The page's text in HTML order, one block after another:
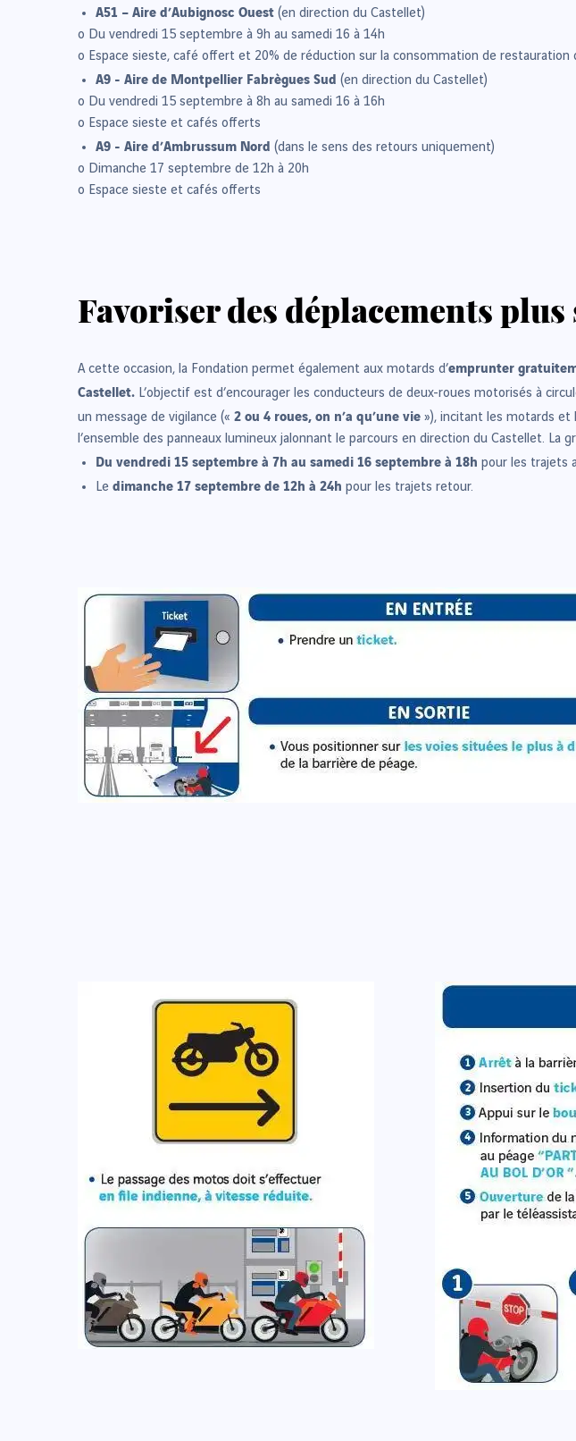
A51 – Aire d’Aubignosc Ouest (en direction du Castellet)
o Du vendredi 15 septembre à 9h au samedi 16 à 14h
o Espace sieste, café offert et 20% de réduction sur la consommation de
A9 - Aire de Montpellier Fabrègues Sud (en direction du Castellet)
o Du vendredi 15 septembre à 8h au samedi 16 à 16h
o Espace sieste et cafés offerts
A9 - Aire d’Ambrussum Nord (dans le sens des retours uniquement)
o Dimanche 17 septembre de 12h à 20h
o Espace sieste et cafés offerts
Favoriser des déplacements plus
A cette occasion, la Fondation permet également aux motards d’emprunter
Castellet. L’objectif est d’encourager les conducteurs de deux-roues motorisés à
un message de vigilance (« 2 ou 4 roues, on n’a qu’une vie »), incitant les motards et
l’ensemble des panneaux lumineux jalonnant le parcours en direction du Castellet.
Du vendredi 15 septembre à 7h au samedi 16 septembre à 18h pour les trajets
Le dimanche 17 septembre de 12h à 24h pour les trajets retour.